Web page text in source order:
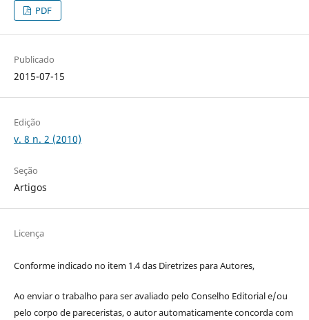
PDF
Publicado
2015-07-15
Edição
v. 8 n. 2 (2010)
Seção
Artigos
Licença
Conforme indicado no item 1.4 das Diretrizes para Autores,
Ao enviar o trabalho para ser avaliado pelo Conselho Editorial e/ou
pelo corpo de pareceristas, o autor automaticamente concorda com